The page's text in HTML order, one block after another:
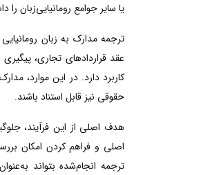
یا سایر جوامع رومانیایی‌زبان را
ترجمه مدارک به زبان
عقد قراردادهای تجاری،
کاربرد دارد. در این موارد،
حقوقی نیز قابل استناد باشند.
هدف اصلی از این فرآیند،
اصلی و فراهم کردن امکان
ترجمه انجام‌شده بتواند